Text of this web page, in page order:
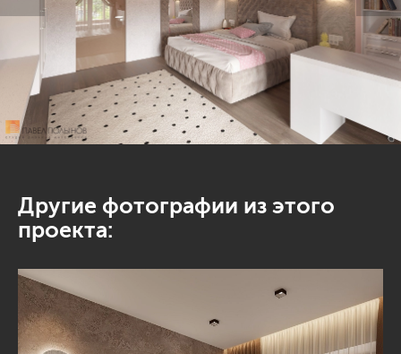
Другие фотографии из этого
проекта: